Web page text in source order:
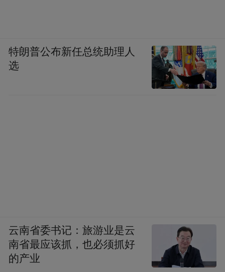
特朗普公布新任总统助理人
选
云南省委书记：旅游业是云
南省最应该抓，也必须抓好
的产业